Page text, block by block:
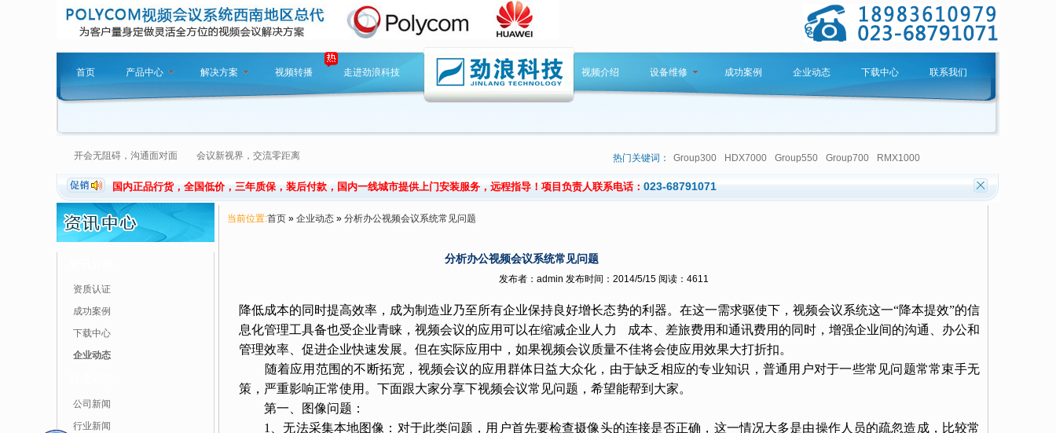
首页 产品中心 解决方案 视频转播 走进劲浪科技 视频介绍 设备维修 成功案例 企业动态 下载中心 联系我们
开会无阻碍，沟通面对面 会议新视界，交流零距离 热门关键词： Group300 HDX7000 Group550 Group700 RMX1000
国内正品行货，全国低价，三年质保，装后付款，国内一线城市提供上门安装服务，远程指导！项目负责人联系电话： 023-68791071
资质认证
成功案例
下载中心
企业动态
公司新闻
行业新闻
当前位置:首页 » 企业动态 » 分析办公视频会议系统常见问题
分析办公视频会议系统常见问题
发布者：admin 发布时间：2014/5/15 阅读：4611
降低成本的同时提高效率，成为制造业乃至所有企业保持良好增长态势的利器。在这一需求驱使下，视频会议系统这一“降本提效”的信
息化管理工具备也受企业青睐，视频会议的应用可以在缩减企业人力 成本、差旅费用和通讯费用的同时，增强企业间的沟通、办公和
管理效率、促进企业快速发展。但在实际应用中，如果视频会议质量不佳将会使应用效果大打折扣。
随着应用范围的不断拓宽，视频会议的应用群体日益大众化，由于缺乏相应的专业知识，普通用户对于一些常见问题常常束手无
策，严重影响正常使用。下面跟大家分享下视频会议常见问题，希望能帮到大家。
第一、图像问题：
1、无法采集本地图像：对于此类问题，用户首先要检查摄像头的连接是否正确，这一情况大多是由操作人员的疏忽造成，比较常